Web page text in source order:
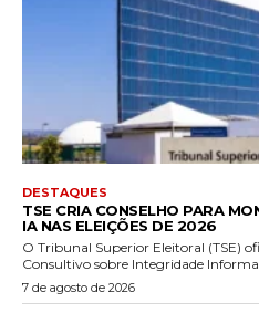
DESTAQUES
TSE CRIA CONSELHO PARA
IA NAS ELEIÇÕES DE 2026
O Tribunal Superior Eleitoral (TSE)
Consultivo sobre Integridade
7 de agosto de 2026